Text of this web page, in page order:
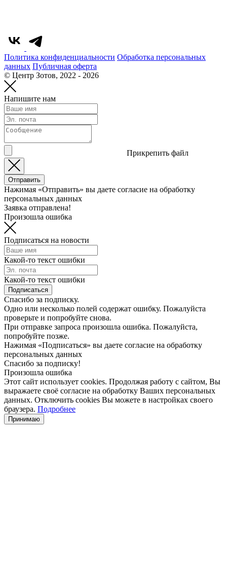
Политика конфиденциальности Обработка персональных
данных Публичная оферта
© Центр Зотов, 2022 - 2026
Напишите нам
Прикрепить файл
Отправить
Нажимая «Отправить» вы даете согласие на обработку
персональных данных
Заявка отправлена!
Произошла ошибка
Подписаться на новости
Какой-то текст ошибки
Какой-то текст ошибки
Подписаться
Спасибо за подписку.
Одно или несколько полей содержат ошибку. Пожалуйста
проверьте и попробуйте снова.
При отправке запроса произошла ошибка. Пожалуйста,
попробуйте позже.
Нажимая «Подписаться» вы даете согласие на обработку
персональных данных
Спасибо за подписку!
Произошла ошибка
Этот сайт использует cookies. Продолжая работу с сайтом, Вы
выражаете своё согласие на обработку Ваших персональных
данных. Отключить cookies Вы можете в настройках своего
браузера. Подробнее
Принимаю